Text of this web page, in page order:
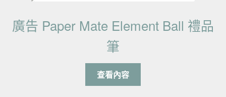
廣告 Paper Mate Element Ball 禮品
筆
查看內容